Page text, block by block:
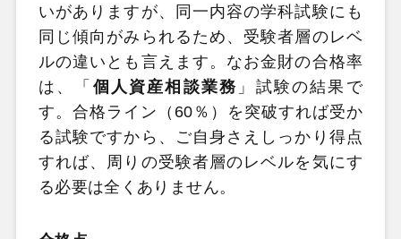
いがありますが、同一内容の学科試験にも
同じ傾向がみられるため、受験者層のレベ
ルの違いとも言えます。なお金財の合格率
は、「 個人資産相談業務 」試験の結果で
す。合格ライン（60％）を突破すれば受か
る試験ですから、ご自身さえしっかり得点
すれば、周りの受験者層のレベルを気にす
る必要は全くありません。